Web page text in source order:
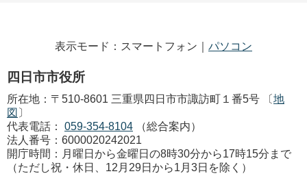
表示モード：スマートフォン｜ パソコン
四日市市役所
所在地：〒510-8601 三重県四日市市諏訪町１番5号 〔地
図 〕
代表電話：
059-354-8104
（総合案内）
法人番号：6000020242021
開庁時間：月曜日から金曜日の8時30分から17時15分まで
（ただし祝・休日、12月29日から1月3日を除く）